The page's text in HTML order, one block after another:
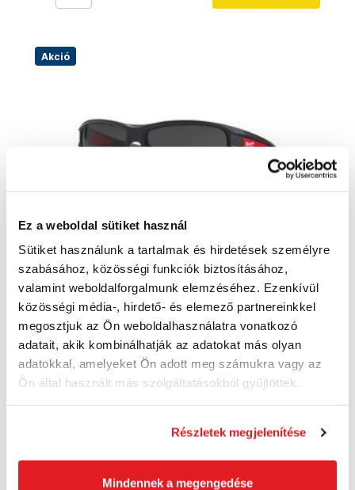
Ez a weboldal sütiket használ
Sütiket használunk a tartalmak és hirdetések személyre
szabásához, közösségi funkciók biztosításához,
valamint weboldalforgalmunk elemzéséhez. Ezenkívül
közösségi média-, hirdető- és elemező partnereinkkel
megosztjuk az Ön weboldalhasználatra vonatkozó
adatait, akik kombinálhatják az adatokat más olyan
adatokkal, amelyeket Ön adott meg számukra vagy az
Ön által használt más szolgáltatásokból gyűjtöttek.
Részletek megjelenítése
Mindennek a megengedése
Akció
MILWAUKEE Munkavégzés Védőszemüveg
sötét üveggel 4932471884
4932471884
7 640 Ft
7 450 Ft
5 870 Ft ÁFA nélkül